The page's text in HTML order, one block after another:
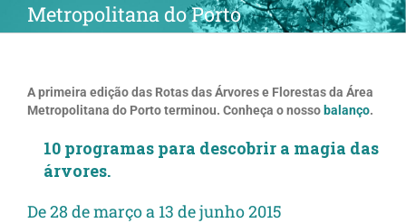
Metropolitana do Porto
A primeira edição das Rotas das Árvores e Florestas da Área
Metropolitana do Porto terminou. Conheça o nosso balanço.
10 programas para descobrir a magia das
árvores.
De 28 de março a 13 de junho 2015